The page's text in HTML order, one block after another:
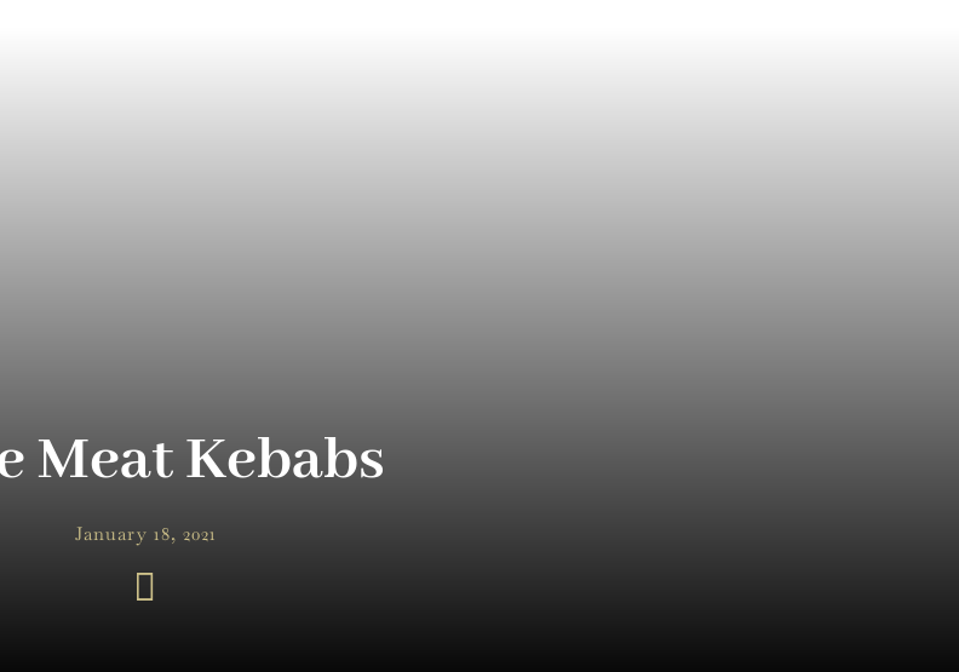
Meat Kebabs
January 18, 2021